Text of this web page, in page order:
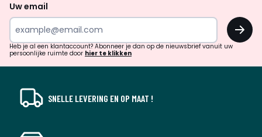
inspiratie
verrassingen?
Uw email
OK
Heb je al een klantaccount? Abonneer je dan op de nieuwsbrief vanuit uw
persoonlijke ruimte door hier te klikken
SNELLE LEVERING EN OP MAAT !